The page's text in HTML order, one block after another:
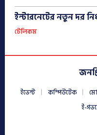
ইন্টারনেটের নতুন দর
টেলিকম
ইভেন্ট কম্পিউটেক
ই-